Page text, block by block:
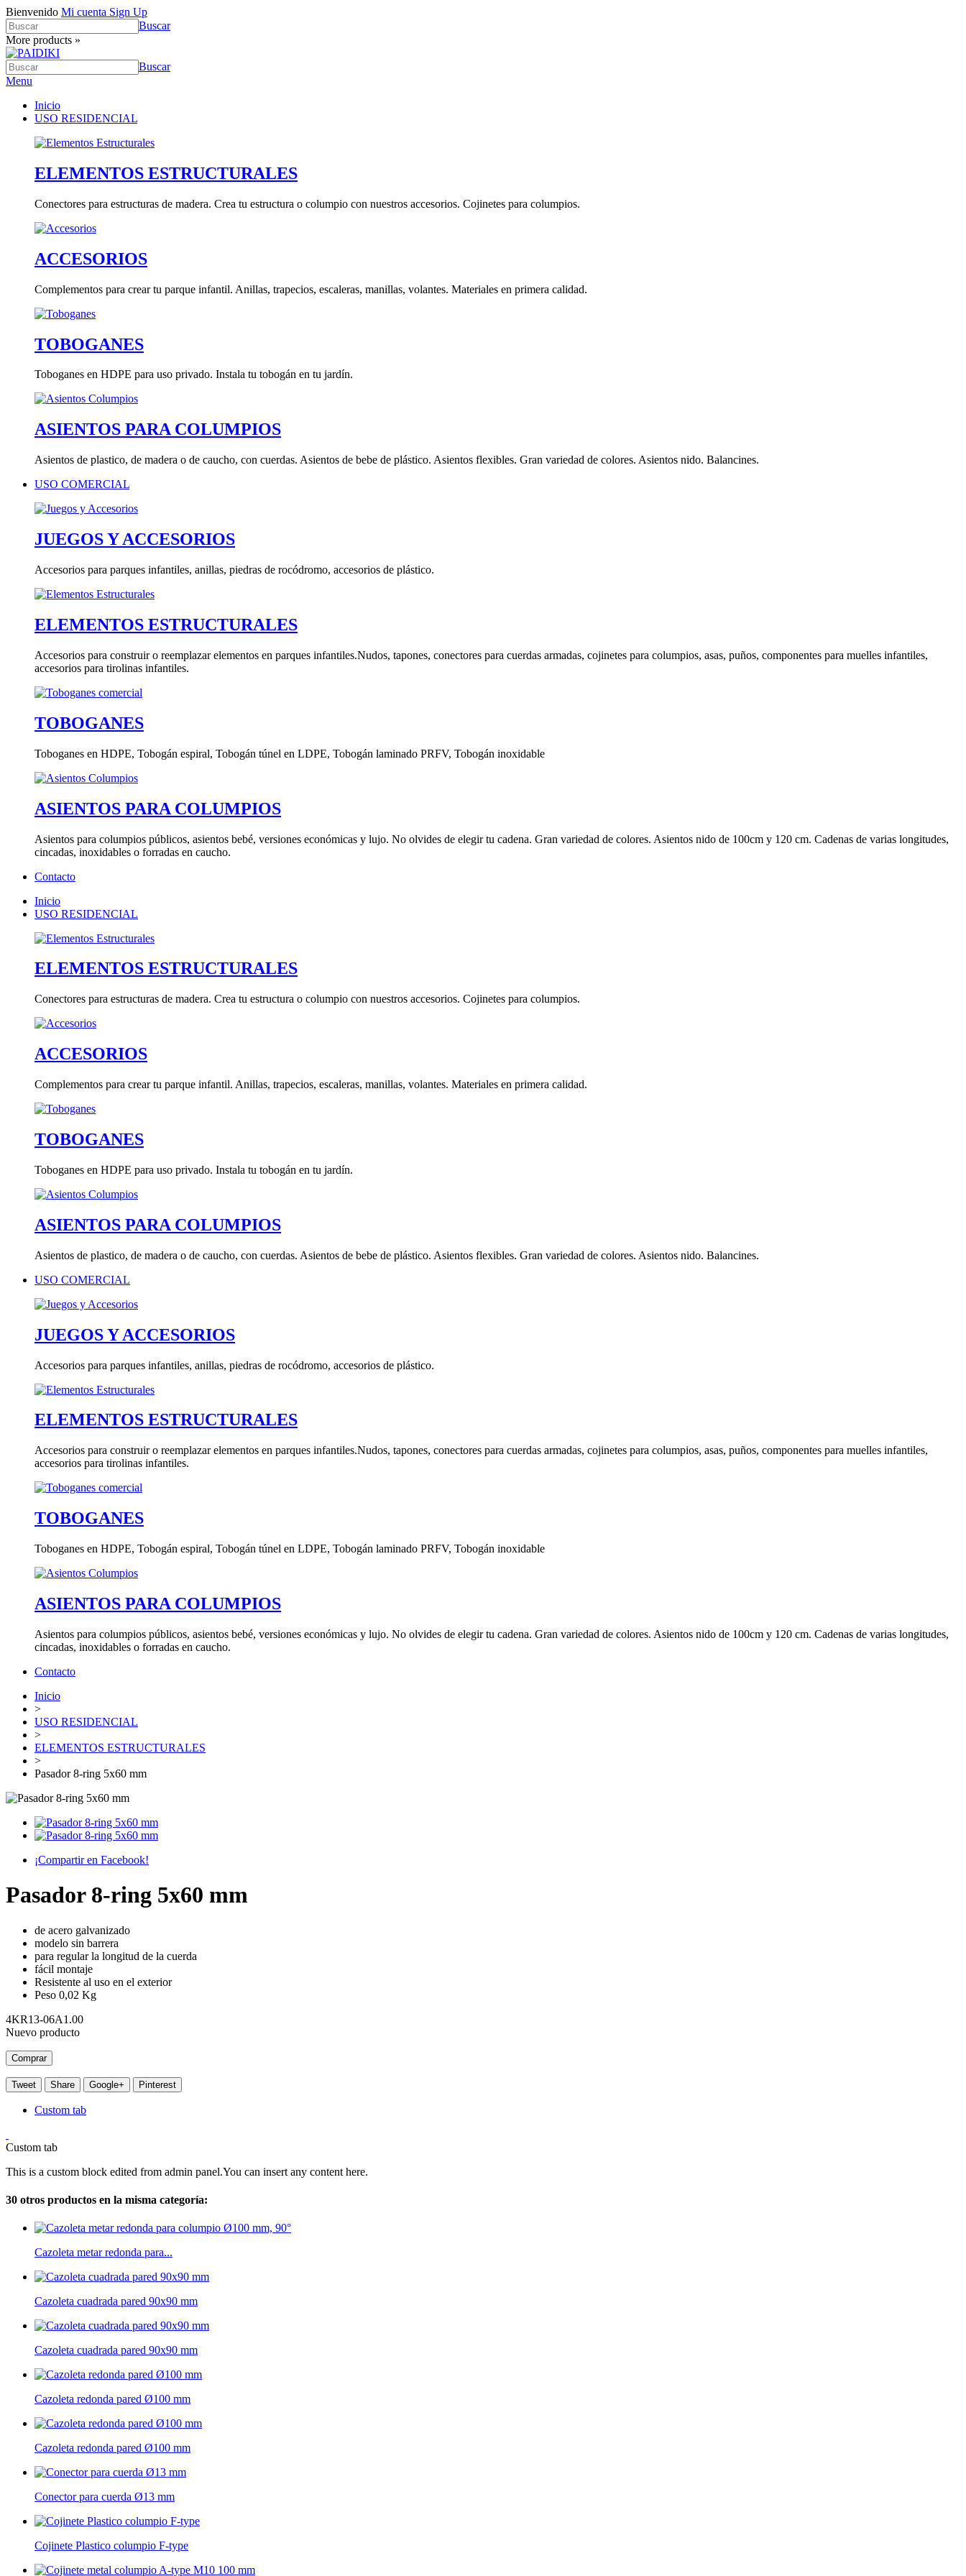
Bienvenido Mi cuenta Sign Up
Buscar
More products »
Buscar
Menu
Inicio
USO RESIDENCIAL
ELEMENTOS ESTRUCTURALES
Conectores para estructuras de madera. Crea tu estructura o columpio con nuestros accesorios. Cojinetes para columpios.
ACCESORIOS
Complementos para crear tu parque infantil. Anillas, trapecios, escaleras, manillas, volantes. Materiales en primera calidad.
TOBOGANES
Toboganes en HDPE para uso privado. Instala tu tobogán en tu jardín.
ASIENTOS PARA COLUMPIOS
Asientos de plastico, de madera o de caucho, con cuerdas. Asientos de bebe de plástico. Asientos flexibles. Gran variedad de colores. Asientos nido. Balancines.
USO COMERCIAL
JUEGOS Y ACCESORIOS
Accesorios para parques infantiles, anillas, piedras de rocódromo, accesorios de plástico.
ELEMENTOS ESTRUCTURALES
Accesorios para construir o reemplazar elementos en parques infantiles.Nudos, tapones, conectores para cuerdas armadas, cojinetes para columpios, asas, puños, componentes para muelles infantiles,
accesorios para tirolinas infantiles.
TOBOGANES
Toboganes en HDPE, Tobogán espiral, Tobogán túnel en LDPE, Tobogán laminado PRFV, Tobogán inoxidable
ASIENTOS PARA COLUMPIOS
Asientos para columpios públicos, asientos bebé, versiones económicas y lujo. No olvides de elegir tu cadena. Gran variedad de colores. Asientos nido de 100cm y 120 cm. Cadenas de varias longitudes,
cincadas, inoxidables o forradas en caucho.
Contacto
Inicio
USO RESIDENCIAL
ELEMENTOS ESTRUCTURALES
Conectores para estructuras de madera. Crea tu estructura o columpio con nuestros accesorios. Cojinetes para columpios.
ACCESORIOS
Complementos para crear tu parque infantil. Anillas, trapecios, escaleras, manillas, volantes. Materiales en primera calidad.
TOBOGANES
Toboganes en HDPE para uso privado. Instala tu tobogán en tu jardín.
ASIENTOS PARA COLUMPIOS
Asientos de plastico, de madera o de caucho, con cuerdas. Asientos de bebe de plástico. Asientos flexibles. Gran variedad de colores. Asientos nido. Balancines.
USO COMERCIAL
JUEGOS Y ACCESORIOS
Accesorios para parques infantiles, anillas, piedras de rocódromo, accesorios de plástico.
ELEMENTOS ESTRUCTURALES
Accesorios para construir o reemplazar elementos en parques infantiles.Nudos, tapones, conectores para cuerdas armadas, cojinetes para columpios, asas, puños, componentes para muelles infantiles,
accesorios para tirolinas infantiles.
TOBOGANES
Toboganes en HDPE, Tobogán espiral, Tobogán túnel en LDPE, Tobogán laminado PRFV, Tobogán inoxidable
ASIENTOS PARA COLUMPIOS
Asientos para columpios públicos, asientos bebé, versiones económicas y lujo. No olvides de elegir tu cadena. Gran variedad de colores. Asientos nido de 100cm y 120 cm. Cadenas de varias longitudes,
cincadas, inoxidables o forradas en caucho.
Contacto
Inicio
>
USO RESIDENCIAL
>
ELEMENTOS ESTRUCTURALES
>
Pasador 8-ring 5x60 mm
¡Compartir en Facebook!
Pasador 8-ring 5x60 mm
de acero galvanizado
modelo sin barrera
para regular la longitud de la cuerda
fácil montaje
Resistente al uso en el exterior
Peso 0,02 Kg
4KR13-06A1.00
Nuevo producto
Comprar
Tweet Share Google+ Pinterest
Custom tab
Custom tab
This is a custom block edited from admin panel.You can insert any content here.
30 otros productos en la misma categoría:
Cazoleta metar redonda para...
Cazoleta cuadrada pared 90x90 mm
Cazoleta cuadrada pared 90x90 mm
Cazoleta redonda pared Ø100 mm
Cazoleta redonda pared Ø100 mm
Conector para cuerda Ø13 mm
Cojinete Plastico columpio F-type